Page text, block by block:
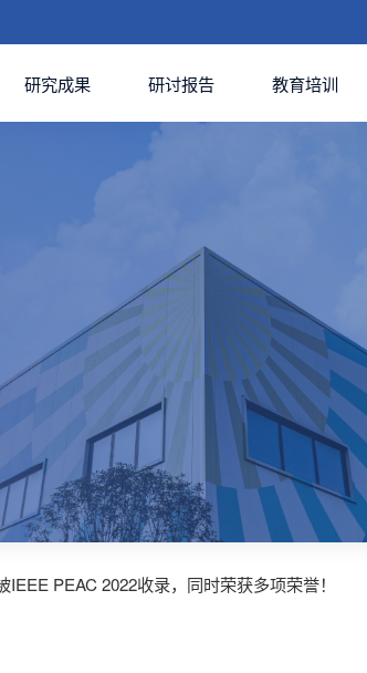
研究成果 研讨报告 教育培训
PEAC 2022收录，同时荣获多项荣誉！